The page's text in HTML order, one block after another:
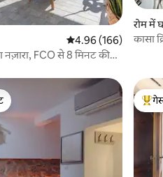
औसत रेटिंग 5 में से 4.96,
4.96 (166)
नज़ारा, FCO से 8 मिनट की
रोम में
कासा